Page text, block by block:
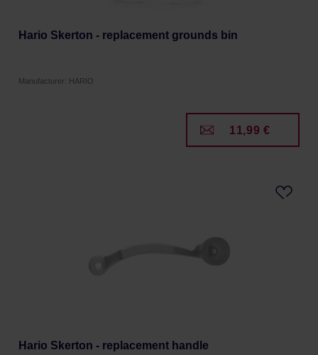
Hario Skerton - replacement grounds bin
Manufacturer: HARIO
11,99 €
Hario Skerton - replacement handle